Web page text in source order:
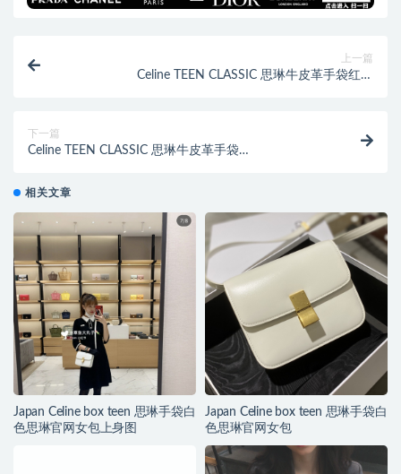
上一篇
Celine TEEN CLASSIC 思琳牛皮革手袋红色
下一篇
Celine TEEN CLASSIC 思琳牛皮革手袋
相关文章
Japan Celine box teen 思琳手袋白
色思琳官网女包上身图
Japan Celine box teen 思琳手袋白
色思琳官网女包